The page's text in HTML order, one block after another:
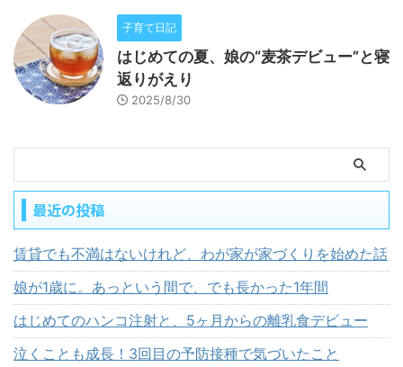
子育て日記
はじめての夏、娘の“麦茶デビュー”と寝
返りがえり
2025/8/30
最近の投稿
賃貸でも不満はないけれど、わが家が家づくりを始めた話
娘が1歳に。あっという間で、でも長かった1年間
はじめてのハンコ注射と、5ヶ月からの離乳食デビュー
泣くことも成長！3回目の予防接種で気づいたこと